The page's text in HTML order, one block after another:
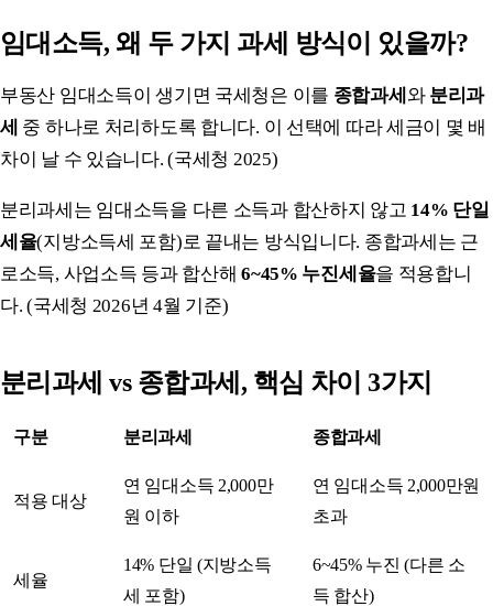
임대소득, 왜 두 가지 과세 방식이 있을까?
부동산 임대소득이 생기면 국세청은 이를 종합과세 와 분리과
세 중 하나로 처리하도록 합니다. 이 선택에 따라 세금이 몇 배
차이 날 수 있습니다. (국세청 2025)
분리과세는 임대소득을 다른 소득과 합산하지 않고 14% 단일
세율(지방소득세 포함)로 끝내는 방식입니다. 종합과세는 근
로소득, 사업소득 등과 합산해6~45% 누진세율을 적용합니
다. (국세청 2026년 4월 기준)
분리과세 vs 종합과세, 핵심 차이 3가지
구분 분리과세 종합과세
적용 대상
연 임대소득 2,000만
원 이하
연 임대소득 2,000만원
초과
세율
14% 단일 (지방소득
세 포함)
6~45% 누진 (다른 소
득 합산)